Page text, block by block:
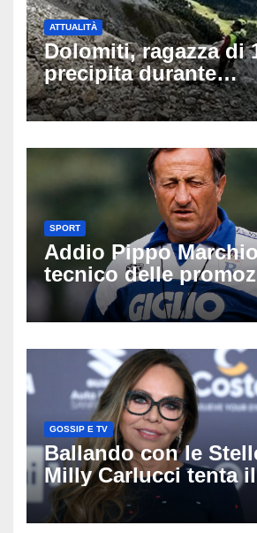
ATTUALITÀ
Dolomiti, ragazza di
precipita durante
un’escursione:
Latemar davanti alla
SPORT
Addio Pippo
tecnico delle
scritto pagine
del nostro calcio»
GOSSIP E TV
Ballando con le
Milly Carlucci tenta
colpo: tra i papabili
Muti e Monica